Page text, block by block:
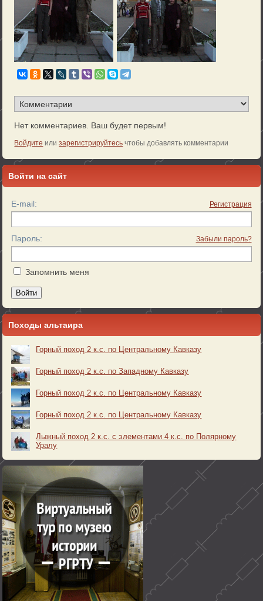
Нет комментариев. Ваш будет первым!
Войдите илизарегистрируйтесь чтобы добавлять комментарии
Войти на сайт
E-mail: Регистрация
Пароль: Забыли пароль?
Запомнить меня
Войти
Походы альтаира
Горный поход 2 к.с. по Центральному Кавказу
Горный поход 2 к.с. по Западному Кавказу
Горный поход 2 к.с. по Центральному Кавказу
Горный поход 2 к.с. по Центральному Кавказу
Лыжный поход 2 к.с. с элементами 4 к.с. по Полярному
Уралу